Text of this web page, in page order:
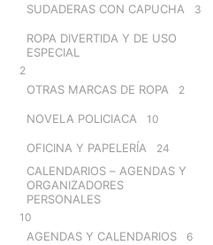
SUDADERAS CON CAPUCHA 3
ROPA DIVERTIDA Y DE USO
ESPECIAL
2
OTRAS MARCAS DE ROPA 2
NOVELA POLICIACA 10
OFICINA Y PAPELERÍA 24
CALENDARIOS – AGENDAS Y
ORGANIZADORES
PERSONALES
10
AGENDAS Y CALENDARIOS 6